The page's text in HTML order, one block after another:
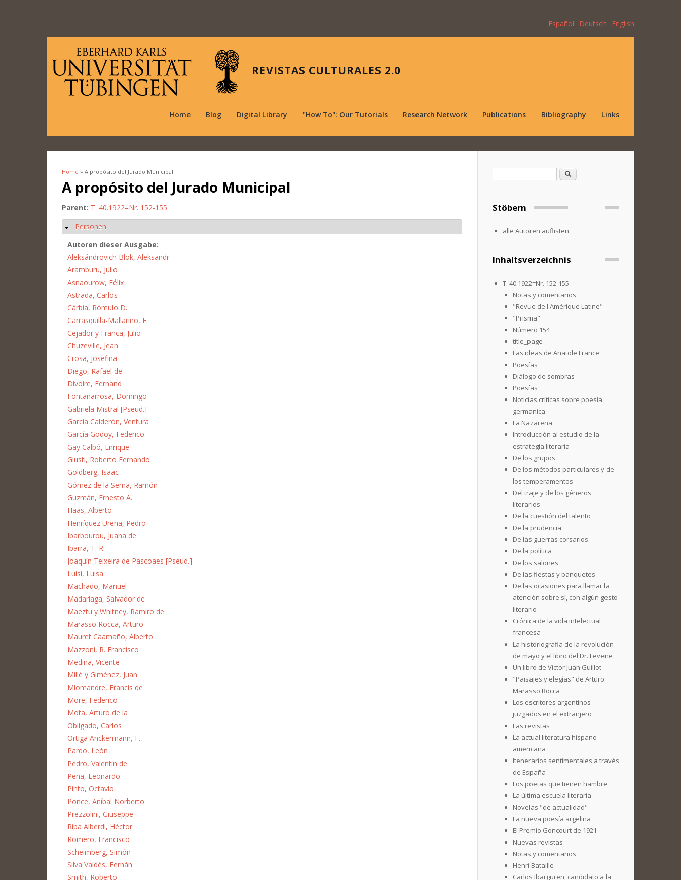
Español Deutsch English
REVISTAS CULTURALES 2.0
Home Blog Digital Library "How To": Our Tutorials Research Network Publications Bibliography Links
You are here
Home » A propósito del Jurado Municipal
A propósito del Jurado Municipal
Parent: T. 40.1922=Nr. 152-155
Hide
Personen
Autoren dieser Ausgabe:
Aleksándrovich Blok, Aleksandr
Aramburu, Julio
Asnaourow, Félix
Astrada, Carlos
Cárbia, Rómulo D.
Carrasquilla-Mallarino, E.
Cejador y Franca, Julio
Chuzeville, Jean
Crosa, Josefina
Diego, Rafael de
Divoire, Fernand
Fontanarrosa, Domingo
Gabriela Mistral [Pseud.]
García Calderón, Ventura
García Godoy, Federico
Gay Calbó, Enrique
Giusti, Roberto Fernando
Goldberg, Isaac
Gómez de la Serna, Ramón
Guzmán, Ernesto A.
Haas, Alberto
Henríquez Ureña, Pedro
Ibarbourou, Juana de
Ibarra, T. R.
Joaquín Teixeira de Pascoaes [Pseud.]
Luisi, Luisa
Machado, Manuel
Madariaga, Salvador de
Maeztu y Whitney, Ramiro de
Marasso Rocca, Arturo
Mauret Caamaño, Alberto
Mazzoni, R. Francisco
Medina, Vicente
Millé y Giménez, Juan
Miomandre, Francis de
More, Federico
Mota, Arturo de la
Obligado, Carlos
Ortiga Anckermann, F.
Pardo, León
Pedro, Valentín de
Pena, Leonardo
Pinto, Octavio
Ponce, Aníbal Norberto
Prezzolini, Giuseppe
Ripa Alberdi, Héctor
Romero, Francisco
Scheimberg, Simón
Silva Valdés, Fernán
Smith, Roberto
Search
Stöbern
alle Autoren auflisten
Inhaltsverzeichnis
T. 40.1922=Nr. 152-155
Notas y comentarios
"Revue de l'Amérique Latine"
"Prisma"
Número 154
title_page
Las ideas de Anatole France
Poesías
Diálogo de sombras
Poesías
Noticias críticas sobre poesía
germanica
La Nazarena
Introducción al estudio de la
estrategía literaria
De los grupos
De los métodos particulares y de
los temperamentos
Del traje y de los géneros
literarios
De la cuestión del talento
De la prudencia
De las guerras corsarios
De la política
De los salones
De las fiestas y banquetes
De las ocasiones para llamar la
atención sobre sí, con algún gesto
literario
Crónica de la vida intelectual
francesa
La historiografia de la revolución
de mayo y el libro del Dr. Levene
Un libro de Victor Juan Guillot
"Paisajes y elegías" de Arturo
Marasso Rocca
Los escritores argentinos
juzgados en el extranjero
Las revistas
La actual literatura hispano-
americana
Itenerarios sentimentales a través
de España
Los poetas que tienen hambre
La última escuela literaria
Novelas "de actualidad"
La nueva poesía argelina
El Premio Goncourt de 1921
Nuevas revistas
Notas y comentarios
Henri Bataille
Carlos Ibarguren, candidato a la